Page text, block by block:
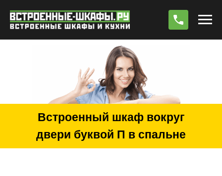
Встроенный шкаф вокруг
двери буквой П в спальне